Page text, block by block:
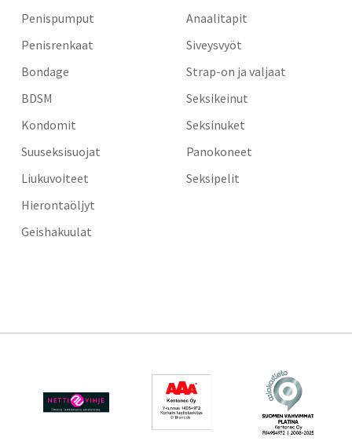
Penispumput
Penisrenkaat
Bondage
BDSM
Kondomit
Suuseksisuojat
Liukuvoiteet
Hierontaöljyt
Geishakuulat
Anaalitapit
Siveysvyöt
Strap-on ja valjaat
Seksikeinut
Seksinuket
Panokoneet
Seksipelit